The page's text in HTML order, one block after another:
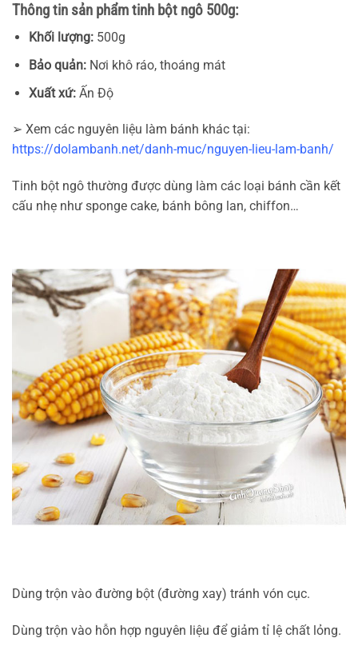
Thông tin sản phẩm tinh bột ngô 500g:
Khối lượng:500g
Bảo quản:Nơi khô ráo, thoáng mát
Xuất xứ:Ấn Độ
➢ Xem các nguyên liệu làm bánh khác tại:
https://dolambanh.net/danh-muc/nguyen-lieu-lam-banh/
Tinh bột ngô thường được dùng làm các loại bánh cần kết
cấu nhẹ như sponge cake, bánh bông lan, chiffon…
Dùng trộn vào đường bột (đường xay) tránh vón cục.
Dùng trộn vào hỗn hợp nguyên liệu để giảm tỉ lệ chất lỏng.